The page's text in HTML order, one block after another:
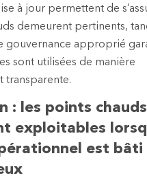
à jour permettent de
demeurent pertinents,
gouvernance approprié
sont utilisées de manière
transparente.
: les points chauds
exploitables
est bâti